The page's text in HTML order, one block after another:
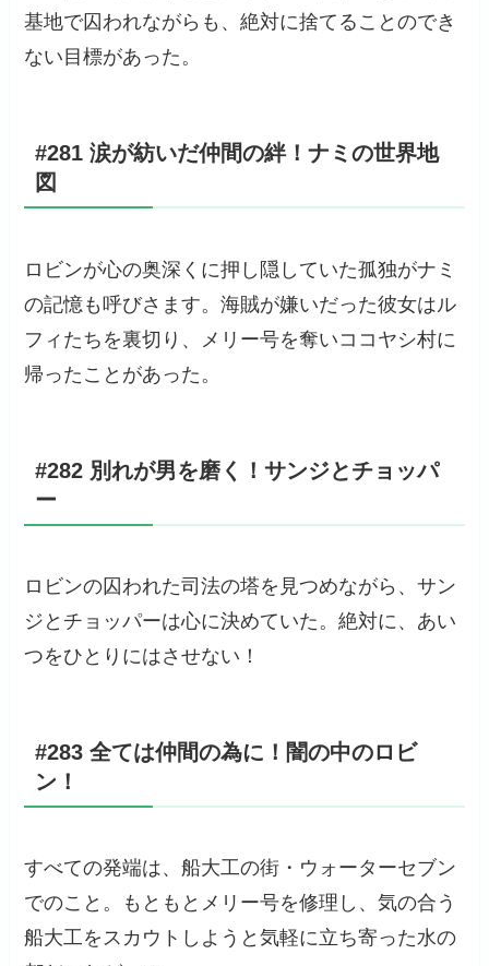
基地で囚われながらも、絶対に捨てることのでき
ない目標があった。
#281 涙が紡いだ仲間の絆！ナミの世界地
図
ロビンが心の奥深くに押し隠していた孤独がナミ
の記憶も呼びさます。海賊が嫌いだった彼女はル
フィたちを裏切り、メリー号を奪いココヤシ村に
帰ったことがあった。
#282 別れが男を磨く！サンジとチョッパ
ー
ロビンの囚われた司法の塔を見つめながら、サン
ジとチョッパーは心に決めていた。絶対に、あい
つをひとりにはさせない！
#283 全ては仲間の為に！闇の中のロビ
ン！
すべての発端は、船大工の街・ウォーターセブン
でのこと。もともとメリー号を修理し、気の合う
船大工をスカウトしようと気軽に立ち寄った水の